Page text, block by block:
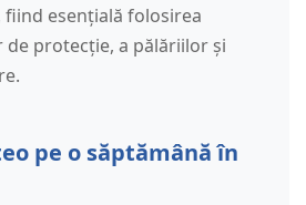
fiind esențială folosirea
protecție, a pălăriilor și
pe o săptămână în